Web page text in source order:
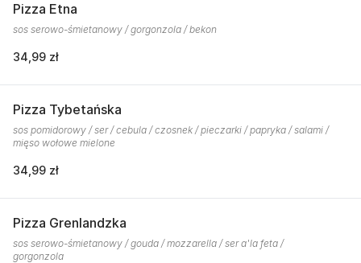
Pizza Etna
sos serowo-śmietanowy / gorgonzola / bekon
34,99 zł
Pizza Tybetańska
sos pomidorowy / ser / cebula / czosnek / pieczarki / papryka / salami /
mięso wołowe mielone
34,99 zł
Pizza Grenlandzka
sos serowo-śmietanowy / gouda / mozzarella / ser a'la feta /
gorgonzola